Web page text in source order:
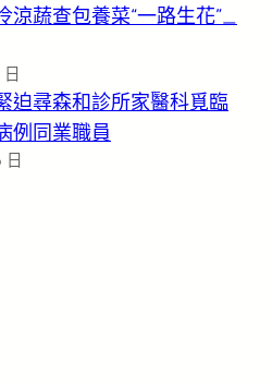
涼蔬查包養菜“一路生花”_
迫尋森和診所家醫科覓臨
例同業職員